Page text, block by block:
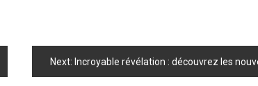
Next: Incroyable révélation : découvrez les nouvelles villes hôtes qui vont révolutionner le